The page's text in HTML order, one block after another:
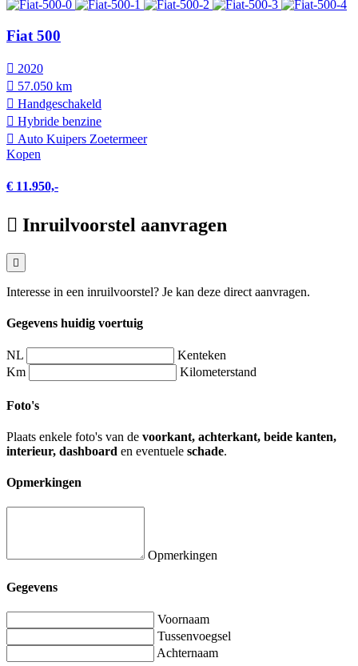
Fiat 500
2020
57.050 km
Hand­geschakeld
Hybride benzine
Auto Kuipers Zoetermeer
Kopen
€ 11.950,-
Inruilvoorstel aanvragen
Interesse in een inruilvoorstel? Je kan deze direct aanvragen.
Gegevens huidig voertuig
NL
Kenteken
Km
Kilometerstand
Foto's
Plaats enkele foto's van de voorkant, achterkant, beide kanten,
interieur, dashboard en eventuele schade.
Opmerkingen
Opmerkingen
Gegevens
Voornaam
Tussenvoegsel
Achternaam